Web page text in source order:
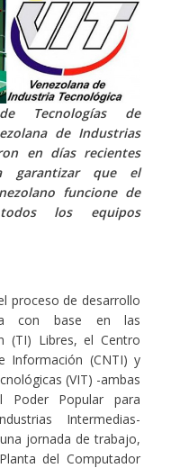
Tecnologías de
de Industrias
en días recientes
garantizar que el
funcione de
los equipos
proceso de desarrollo
con base en las
(TI) Libres, el Centro
Información (CNTI) y
(VIT) -ambas
Poder Popular para
Intermedias-
jornada de trabajo,
del Computador